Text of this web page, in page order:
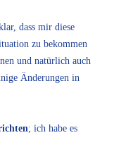
dass mir diese
zu bekommen
und natürlich auch
Änderungen in
; ich habe es